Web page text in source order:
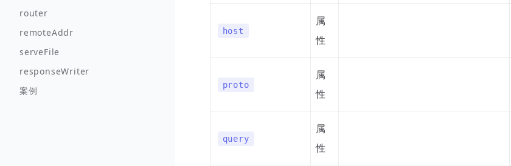
router
remoteAddr
serveFile
responseWriter
案例
host
属
性
proto
属
性
query
属
性